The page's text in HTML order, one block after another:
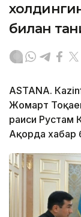
билан
ASTANА.
Жомарт
раиси Рустам
Ақорда хабар